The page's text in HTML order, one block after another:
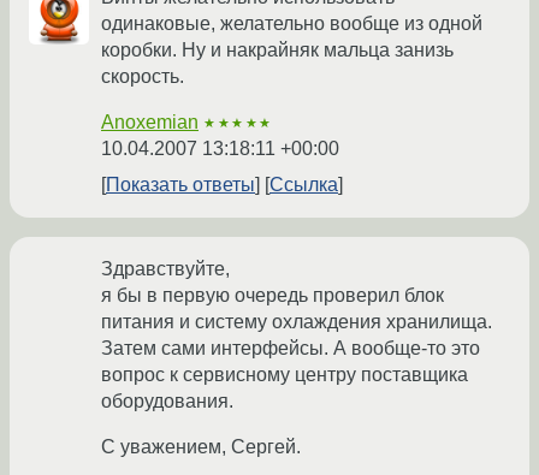
одинаковые, желательно вообще из одной
коробки. Ну и накрайняк мальца занизь
скорость.
Anoxemian ★★★★★
10.04.2007 13:18:11 +00:00
Показать ответы
Ссылка
Здравствуйте,
я бы в первую очередь проверил блок
питания и систему охлаждения хранилища.
Затем сами интерфейсы. А вообще-то это
вопрос к сервисному центру поставщика
оборудования.
С уважением, Сергей.